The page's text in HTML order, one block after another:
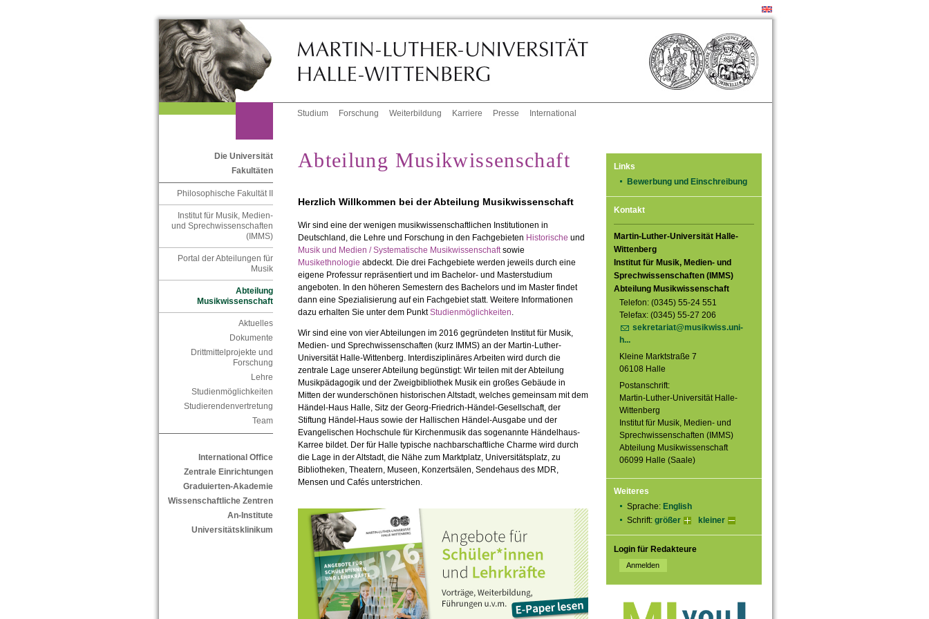
Studium Forschung Weiterbildung Karriere Presse International
Die Universität
Fakultäten
Philosophische Fakultät II
Institut für Musik, Medien-
und Sprechwissenschaften
(IMMS)
Portal der Abteilungen für
Musik
Abteilung
Musikwissenschaft
Aktuelles
Dokumente
Drittmittelprojekte und
Forschung
Lehre
Studienmöglichkeiten
Studierendenvertretung
Team
International Office
Zentrale Einrichtungen
Graduierten-Akademie
Wissenschaftliche Zentren
An-Institute
Universitätsklinikum
Links
Bewerbung und Einschreibung
Kontakt
Martin-Luther-Universität Halle-
Wittenberg
Institut für Musik, Medien- und
Sprechwissenschaften (IMMS)
Abteilung Musikwissenschaft
Telefon: (0345) 55-24 551
Telefax: (0345) 55-27 206
sekretariat@musikwiss.uni-
h...
Kleine Marktstraße 7
06108 Halle
Postanschrift:
Martin-Luther-Universität Halle-
Wittenberg
Institut für Musik, Medien- und
Sprechwissenschaften (IMMS)
Abteilung Musikwissenschaft
06099 Halle (Saale)
Weiteres
Sprache: English
Schrift: größer kleiner
Login für Redakteure
Abteilung Musikwissenschaft
Herzlich Willkommen bei der Abteilung Musikwissenschaft
Wir sind eine der wenigen musikwissenschaftlichen Institutionen in
Deutschland, die Lehre und Forschung in den Fachgebieten Historische und
Musik und Medien / Systematische Musikwissenschaftsowie
Musikethnologie abdeckt. Die drei Fachgebiete werden jeweils durch eine
eigene Professur repräsentiert und im Bachelor- und Masterstudium
angeboten. In den höheren Semestern des Bachelors und im Master findet
dann eine Spezialisierung auf ein Fachgebiet statt. Weitere Informationen
dazu erhalten Sie unter dem PunktStudienmöglichkeiten.
Wir sind eine von vier Abteilungen im 2016 gegründeten Institut für Musik,
Medien- und Sprechwissenschaften (kurz IMMS) an der Martin-Luther-
Universität Halle-Wittenberg. Interdisziplinäres Arbeiten wird durch die
zentrale Lage unserer Abteilung begünstigt: Wir teilen mit der Abteilung
Musikpädagogik und der Zweigbibliothek Musik ein großes Gebäude in
Mitten der wunderschönen historischen Altstadt, welches gemeinsam mit dem
Händel-Haus Halle, Sitz der Georg-Friedrich-Händel-Gesellschaft, der
Stiftung Händel-Haus sowie der Hallischen Händel-Ausgabe und der
Evangelischen Hochschule für Kirchenmusik das sogenannte Händelhaus-
Karree bildet. Der für Halle typische nachbarschaftliche Charme wird durch
die Lage in der Altstadt, die Nähe zum Marktplatz, Universitätsplatz, zu
Bibliotheken, Theatern, Museen, Konzertsälen, Sendehaus des MDR,
Mensen und Cafés unterstrichen.